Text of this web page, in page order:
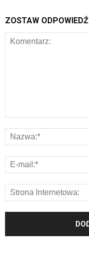
ZOSTAW ODPOWIEDŹ